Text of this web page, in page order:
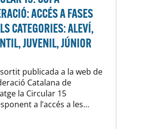
ACCÉS A FASES
CATEGORIES: ALEVÍ,
JUVENIL, JÚNIOR
sortit publicada a la web de
Catalana de
la Circular 15
a l’accés a les